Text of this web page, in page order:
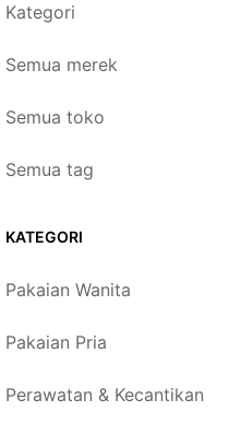
Kategori
Semua merek
Semua toko
Semua tag
KATEGORI
Pakaian Wanita
Pakaian Pria
Perawatan & Kecantikan